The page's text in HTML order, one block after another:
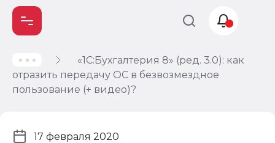
«1С:Бухгалтерия 8» (ред. 3.0): как
отразить передачу ОС в безвозмездное
пользование (+ видео)?
17 февраля 2020
Учет и
налогообложение